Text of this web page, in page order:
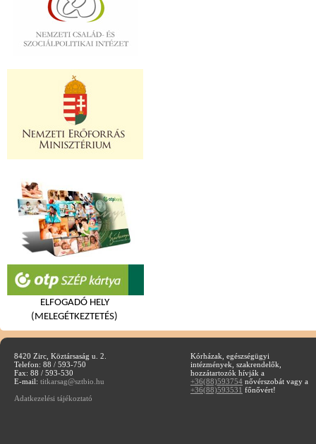
ELFOGADÓ HELY
(MELEGÉTKEZTETÉS)
8420 Zirc, Köztársaság u. 2.
Telefon: 88 / 593-750
Fax: 88 / 593-530
E-mail: titkarsag@sztbio.hu
Adatkezelési tájékoztató
Kórházak, egészségügyi
intézmények, szakrendelők,
hozzátartozók hívják a
+36(88)593754 nővérszobát vagy a
+36(88)593531 főnővért!